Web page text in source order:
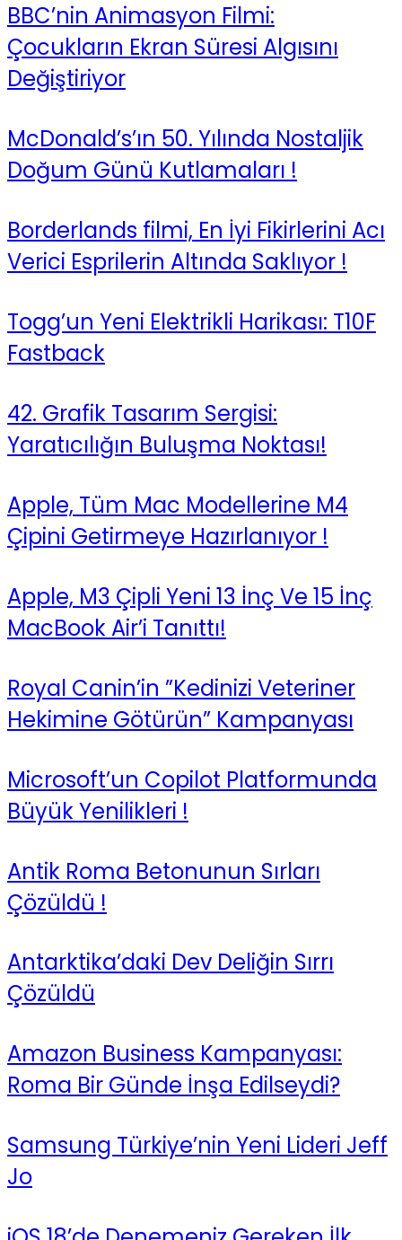
BBC’nin Animasyon Filmi:
Çocukların Ekran Süresi Algısını
Değiştiriyor
McDonald’s’ın 50. Yılında Nostaljik
Doğum Günü Kutlamaları !
Borderlands filmi, En İyi Fikirlerini Acı
Verici Esprilerin Altında Saklıyor !
Togg’un Yeni Elektrikli Harikası: T10F
Fastback
42. Grafik Tasarım Sergisi:
Yaratıcılığın Buluşma Noktası!
Apple, Tüm Mac Modellerine M4
Çipini Getirmeye Hazırlanıyor !
Apple, M3 Çipli Yeni 13 İnç Ve 15 İnç
MacBook Air’i Tanıttı!
Royal Canin’in ”Kedinizi Veteriner
Hekimine Götürün” Kampanyası
Microsoft’un Copilot Platformunda
Büyük Yenilikleri !
Antik Roma Betonunun Sırları
Çözüldü !
Antarktika’daki Dev Deliğin Sırrı
Çözüldü
Amazon Business Kampanyası:
Roma Bir Günde İnşa Edilseydi?
Samsung Türkiye’nin Yeni Lideri Jeff
Jo